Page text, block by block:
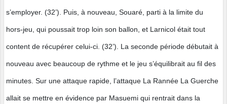
s’employer. (32’). Puis, à nouveau, Souaré, parti à la limite du
hors-jeu, qui poussait trop loin son ballon, et Larnicol était tout
content de récupérer celui-ci. (32’). La seconde période débutait à
nouveau avec beaucoup de rythme et le jeu s’équilibrait au fil des
minutes. Sur une attaque rapide, l’attaque La Rannée La Guerche
allait se mettre en évidence par Masuemi qui rentrait dans la